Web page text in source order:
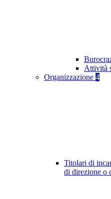
Attività
Organizzazione 4
Titolari di
di direzione o